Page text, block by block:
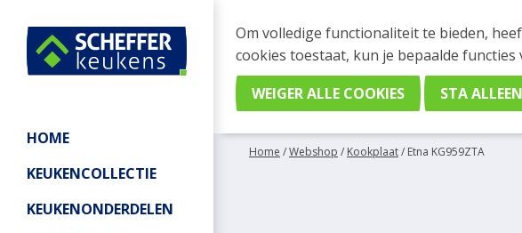
HOME
KEUKENCOLLECTIE
KEUKENONDERDELEN
WEBSHOP BESTELLINGEN
Je kan tijdelijk geen bestelling plaatsen.
Home /Webshop / Kookplaat/ Etna KG959ZTA
Om volledige functionaliteit te bieden,
cookies toestaat, kun je bepaalde